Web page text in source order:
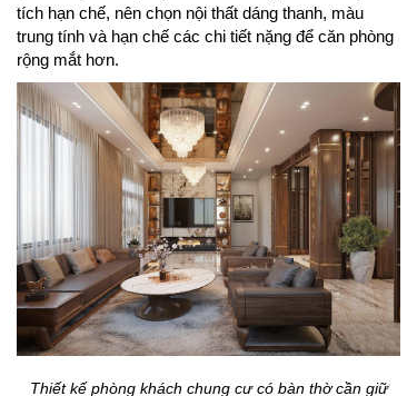
tích hạn chế, nên chọn nội thất dáng thanh, màu
trung tính và hạn chế các chi tiết nặng để căn phòng
rộng mắt hơn.
Thiết kế phòng khách chung cư có bàn thờ cần giữ